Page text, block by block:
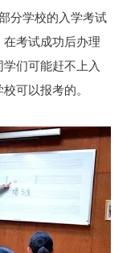
分学校的入学考试
考试成功后办理
们可能赶不上入
可以报考的。